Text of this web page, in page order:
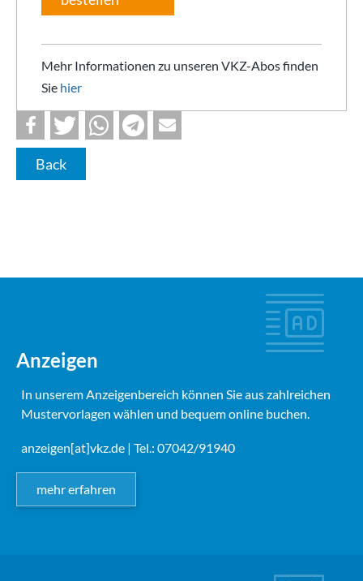
Mehr Informationen zu unseren VKZ-Abos finden
Sie hier
Back
Anzeigen
In unserem Anzeigenbereich können Sie aus zahlreichen
Mustervorlagen wählen und bequem online buchen.
anzeigen[at]vkz.de | Tel.: 07042/91940
mehr erfahren